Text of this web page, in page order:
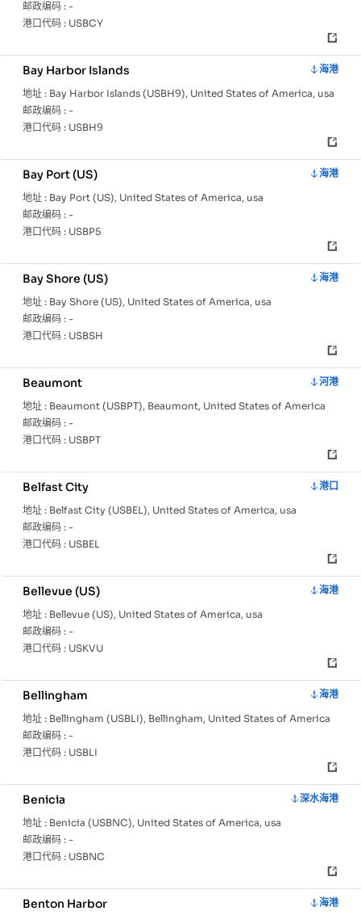
邮政编码 : -
港口代码 : USBCY
Bay Harbor Islands
海港
地址 : Bay Harbor Islands (USBH9), United States of America, usa
邮政编码 : -
港口代码 : USBH9
Bay Port (US)
海港
地址 : Bay Port (US), United States of America, usa
邮政编码 : -
港口代码 : USBP5
Bay Shore (US)
海港
地址 : Bay Shore (US), United States of America, usa
邮政编码 : -
港口代码 : USBSH
Beaumont
河港
地址 : Beaumont (USBPT), Beaumont, United States of America
邮政编码 : -
港口代码 : USBPT
Belfast City
港口
地址 : Belfast City (USBEL), United States of America, usa
邮政编码 : -
港口代码 : USBEL
Bellevue (US)
海港
地址 : Bellevue (US), United States of America, usa
邮政编码 : -
港口代码 : USKVU
Bellingham
海港
地址 : Bellingham (USBLI), Bellingham, United States of America
邮政编码 : -
港口代码 : USBLI
Benicia
深水海港
地址 : Benicia (USBNC), United States of America, usa
邮政编码 : -
港口代码 : USBNC
Benton Harbor
海港